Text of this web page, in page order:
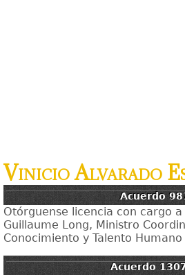
Vinicio Alvarado
Acuerdo
Otórguense licencia con cargo
Guillaume Long, Ministro
Conocimiento y Talento Humano
Acuerdo